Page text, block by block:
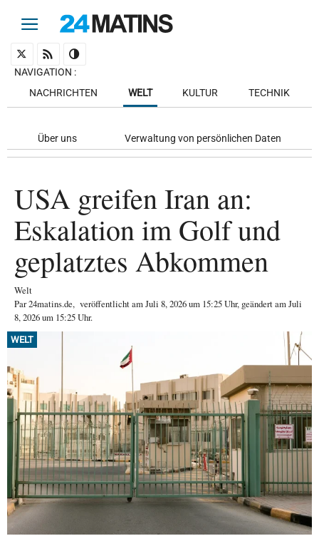
NAVIGATION :
NACHRICHTEN
WELT KULTUR TECHNIK
Über uns Verwaltung von persönlichen Daten
USA greifen Iran an:
Eskalation im Golf und
geplatztes Abkommen
Welt
Par24matins.de, veröffentlicht amJuli 8, 2026um 15:25 Uhr, geändert am Juli
8, 2026 um 15:25 Uhr.
WELT